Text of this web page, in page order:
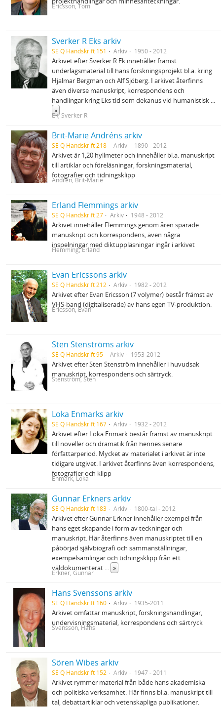
Ericsson, Tom
Sverker R Eks arkiv
SE Q Handskrift 151 Arkiv 1950 - 2012
Arkivet efter Sverker R Ek innehåller främst
underlagsmaterial till hans forskningsprojekt bl.a. kring
Hjalmar Bergman och Alf Sjöberg. I arkivet återfinns
även diverse manuskript, korrespondens och
handlingar kring Eks tid som dekanus vid humanistisk ...
»
Ek, Sverker R
Brit-Marie Andréns arkiv
SE Q Handskrift 218 Arkiv 1890 - 2012
Arkivet är 1,20 hyllmeter och innehåller bl.a. manuskript
till artiklar och föreläsningar, forskningsmaterial,
fotografier och tidningsklipp
Andrén, Brit-Marie
Erland Flemmings arkiv
SE Q Handskrift 27 Arkiv 1948 - 2012
Arkivet innehåller Flemmings genom åren sparade
manuskript och korrespondens, även några
inspelningar med diktuppläsningar ingår i arkivet
Flemming, Erland
Evan Ericssons arkiv
SE Q Handskrift 212 Arkiv 1982 - 2012
Arkivet efter Evan Ericsson (7 volymer) består främst av
VHS-band (digitaliserade) av hans egen TV-produktion.
Ericsson, Evan
Sten Stenströms arkiv
SE Q Handskrift 95 Arkiv 1953-2012
Arkivet efter Sten Stenström innehåller i huvudsak
manuskript, korrespondens och särtryck.
Stenström, Sten
Loka Enmarks arkiv
SE Q Handskrift 167 Arkiv 1932 - 2012
Arkivet efter Loka Enmark består främst av manuskript
till noveller och dramatik från hennes senare
författarperiod. Mycket av materialet i arkivet är inte
tidigare utgivet. I arkivet återfinns även korrespondens,
fotografier och klipp
Enmark, Loka
Gunnar Erkners arkiv
SE Q Handskrift 183 Arkiv 1800-tal - 2012
Arkivet efter Gunnar Erkner innehåller exempel från
hans eget skapande i form av teckningar och
manuskript. Här återfinns även manuskriptet till en
påbörjad självbiografi och sammanställningar,
exempelsamlingar och tidningsklipp från ett
väldokumenterat ... »
Erkner, Gunnar
Hans Svenssons arkiv
SE Q Handskrift 160 Arkiv 1935-2011
Arkivet omfattar manuskript, forskningshandlingar,
undervisningsmaterial, korrespondens och särtryck
Svensson, Hans
Sören Wibes arkiv
SE Q Handskrift 152 Arkiv 1947 - 2011
Arkivet rymmer material från både hans akademiska
och politiska verksamhet. Här finns bl.a. manuskript till
tal, debattartiklar och vetenskapliga publikationer.